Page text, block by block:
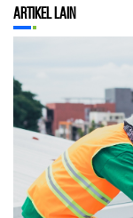
Artikel Lain